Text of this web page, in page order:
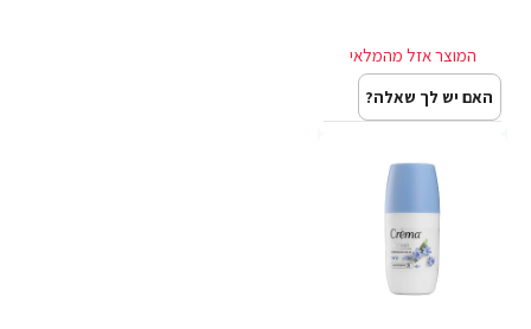
האם יש לך שאלה?